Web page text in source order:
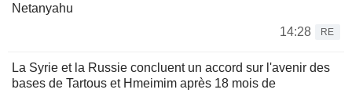
Netanyahu
14:28
RE
La Syrie et la Russie concluent un accord sur l'avenir des
bases de Tartous et Hmeimim après 18 mois de